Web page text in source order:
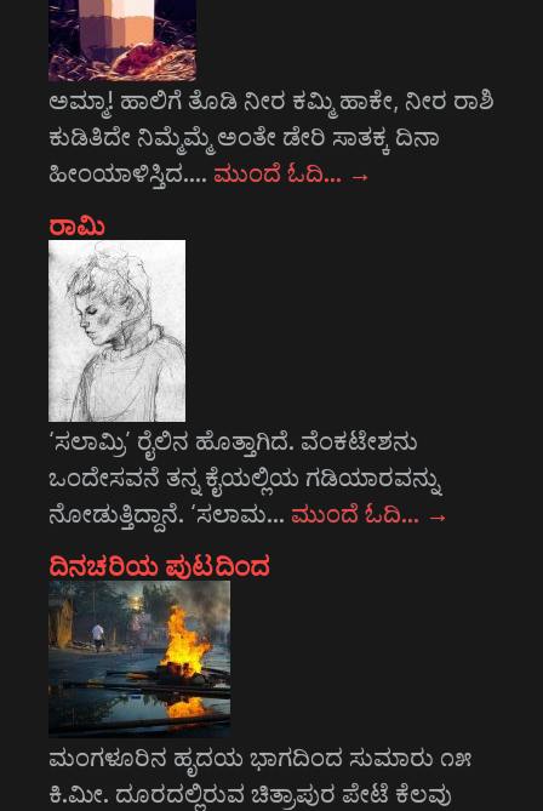
ಅಮ್ಮಾ! ಹಾಲಿಗೆ ತೊಡಿ ನೀರ ಕಮ್ಮಿ ಹಾಕೇ, ನೀರ ರಾಶಿ
ಕುಡಿತಿದೇ ನಿಮ್ಮೆಮ್ಮೆ ಅಂತೇ ಡೇರಿ ಸಾತಕ್ಕ ದಿನಾ
ಹೀಂಯಾಳಿಸ್ತಿದ.… ಮುಂದೆ ಓದಿ… →
ರಾಮಿ
‘ಸಲಾಮ್ರಿ’ ರೈಲಿನ ಹೊತ್ತಾಗಿದೆ. ವೆಂಕಟೇಶನು
ಒಂದೇಸವನೆ ತನ್ನ ಕೈಯಲ್ಲಿಯ ಗಡಿಯಾರವನ್ನು
ನೋಡುತ್ತಿದ್ದಾನೆ. ‘ಸಲಾಮ… ಮುಂದೆ ಓದಿ… →
ದಿನಚರಿಯ ಪುಟದಿಂದ
ಮಂಗಳೂರಿನ ಹೃದಯ ಭಾಗದಿಂದ ಸುಮಾರು ೧೫
ಕಿ.ಮೀ. ದೂರದಲ್ಲಿರುವ ಚಿತ್ರಾಪುರ ಪೇಟೆ ಕೆಲವು